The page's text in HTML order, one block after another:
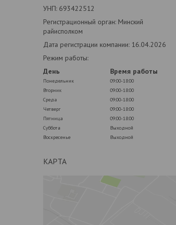
УНП: 693422512
Регистрационный орган: Минский
райисполком
Дата регистрации компании: 16.04.2026
Режим работы:
День
Время работы
Понедельник
09:00-18:00
Вторник
09:00-18:00
Среда
09:00-18:00
Четверг
09:00-18:00
Пятница
09:00-18:00
Суббота
Выходной
Воскресенье
Выходной
КАРТА